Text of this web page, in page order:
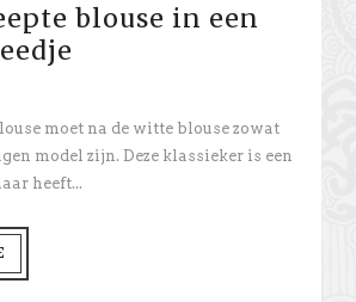
blouse in een
moet na de witte blouse zowat
model zijn. Deze klassieker is een
heeft...